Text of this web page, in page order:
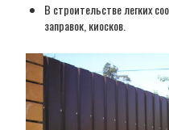
В строительстве легких
заправок, киосков.